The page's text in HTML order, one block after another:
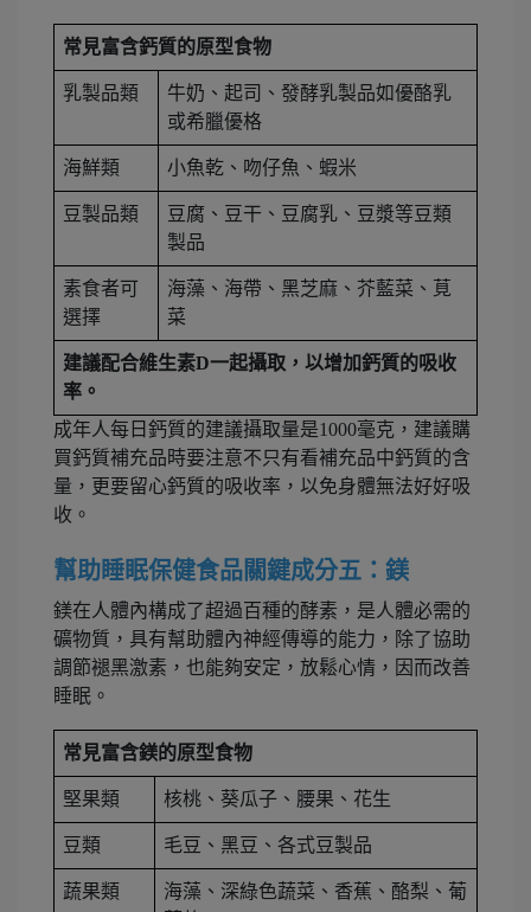
常見富含鈣質的原型食物
乳製品類
牛奶、起司、發酵乳製品如優酪乳
或希臘優格
海鮮類 小魚乾、吻仔魚、蝦米
豆製品類
豆腐、豆干、豆腐乳、豆漿等豆類
製品
素食者可
選擇
海藻、海帶、黑芝麻、芥藍菜、莧
菜
建議配合維生素D一起攝取，以增加鈣質的吸收
率。
成年人每日鈣質的建議攝取量是1000毫克，建議購
買鈣質補充品時要注意不只有看補充品中鈣質的含
量，更要留心鈣質的吸收率，以免身體無法好好吸
收。
幫助睡眠保健食品關鍵成分五：鎂
鎂在人體內構成了超過百種的酵素，是人體必需的
礦物質，具有幫助體內神經傳導的能力，除了協助
調節褪黑激素，也能夠安定，放鬆心情，因而改善
睡眠。
常見富含鎂的原型食物
堅果類 核桃、葵瓜子、腰果、花生
豆類 毛豆、黑豆、各式豆製品
蔬果類
海藻、深綠色蔬菜、香蕉、酪梨、葡